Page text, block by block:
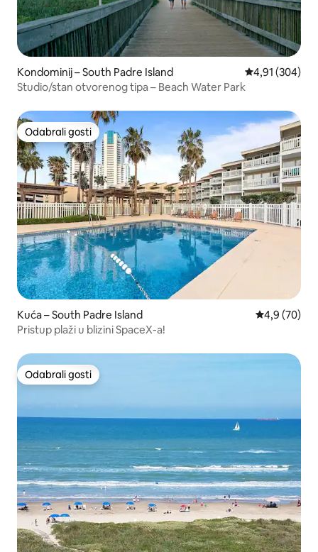
Kondominij – South Padre Island Prosječna
4,91 (304)
Studio/stan otvorenog tipa – Beach Water Park
Odabrali gosti
Odabrali gosti
Kuća – South Padre Island Prosječna
4,9 (70)
Pristup plaži u blizini SpaceX-a!
Odabrali gosti
Odabrali gosti